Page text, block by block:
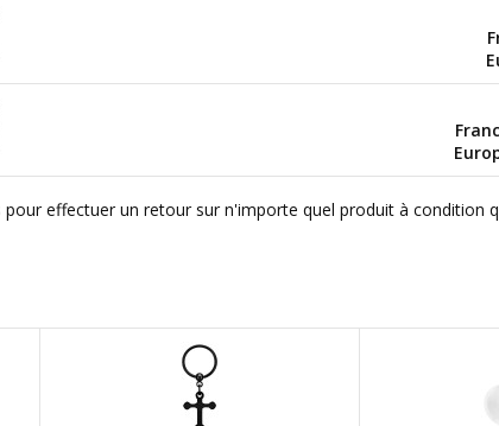
pour effectuer un retour sur n'importe quel produit à condition